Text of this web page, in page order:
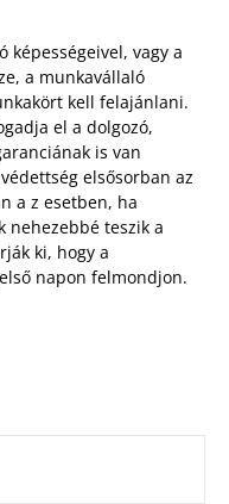
képességeivel, vagy a
a munkavállaló
kell felajánlani.
el a dolgozó,
is van
elsősorban az
a z esetben, ha
nehezebbé teszik a
ki, hogy a
napon felmondjon.